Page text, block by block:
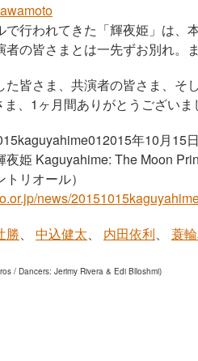
で行われてきた「輝夜姫」は
者の皆さまとは一先ずお別れ。
た皆さま、共演者の皆さま、
、1ヶ月間ありがとうございま
2015年10月15
夜姫 Kaguyahime: The Moon
トリオール）
news/
勝、 中込健太、 内田依利、 蓑
/ Dancers: Jerimy Rivera & Edi Blloshmi)